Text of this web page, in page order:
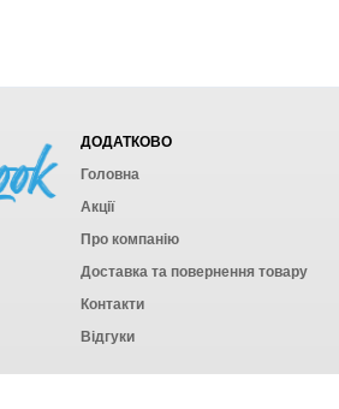
ДОДАТКОВО
Головна
Акції
Про компанію
Доставка та повернення товару
Контакти
Відгуки